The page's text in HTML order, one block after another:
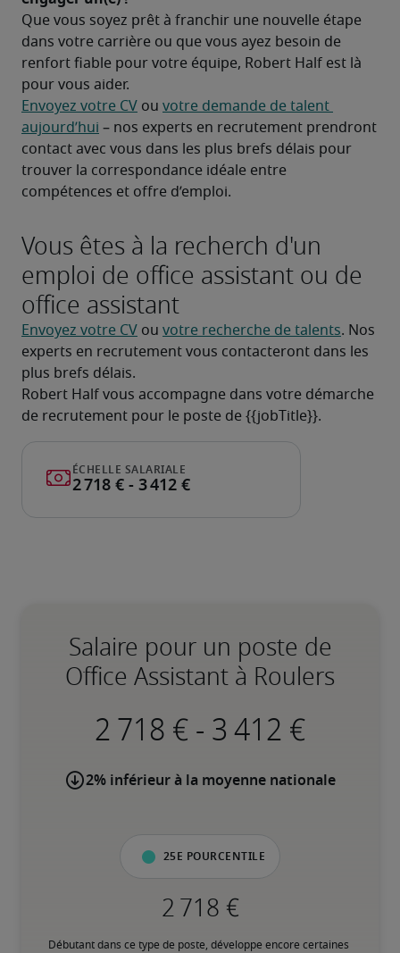
Que vous soyez prêt à franchir une nouvelle étape
dans votre carrière ou que vous ayez besoin de
renfort fiable pour votre équipe, Robert Half est là
pour vous aider.
Envoyez votre CV ou votre demande de talent
aujourd’hui – nos experts en recrutement prendront
contact avec vous dans les plus brefs délais pour
trouver la correspondance idéale entre
compétences et offre d’emploi.
Vous êtes à la recherch d'un
emploi de office assistant ou de
office assistant
Envoyez votre CV ou votre recherche de talents. Nos
experts en recrutement vous contacteront dans les
plus brefs délais.
Robert Half vous accompagne dans votre démarche
de recrutement pour le poste de {{jobTitle}}.
Salaire pour un poste de
Office Assistant à Roulers
-
2% inférieur à la moyenne nationale
25e pourcentile
Débutant dans ce type de poste, développe encore certaines